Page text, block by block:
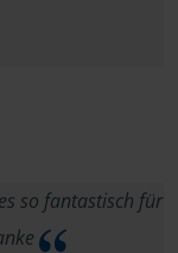
so fantastisch für